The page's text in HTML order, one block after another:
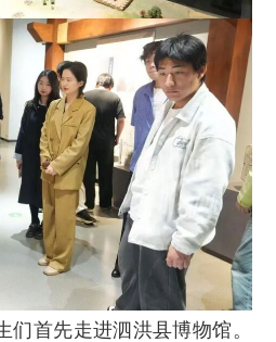
们首先走进泗洪县博物馆。